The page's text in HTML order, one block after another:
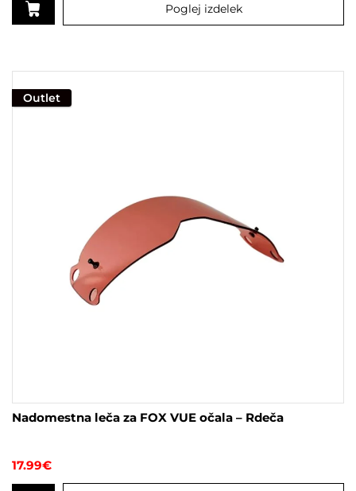
Poglej izdelek
Outlet
Nadomestna leča za FOX VUE očala – Rdeča
17.99€